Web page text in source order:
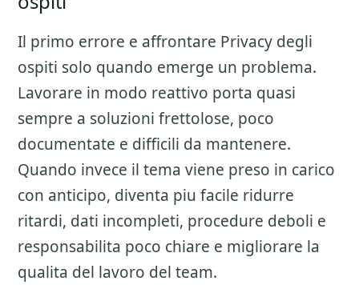
Il primo errore e affrontare Privacy degli
ospiti solo quando emerge un problema.
Lavorare in modo reattivo porta quasi
sempre a soluzioni frettolose, poco
documentate e difficili da mantenere.
Quando invece il tema viene preso in carico
con anticipo, diventa piu facile ridurre
ritardi, dati incompleti, procedure deboli e
responsabilita poco chiare e migliorare la
qualita del lavoro del team.